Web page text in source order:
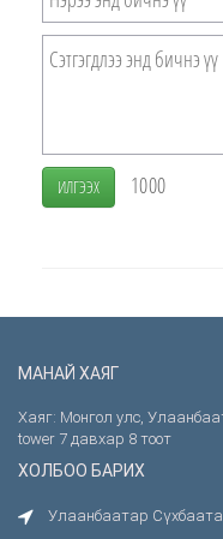
ИЛГЭЭХ 1000
МАНАЙ ХАЯГ
Хаяг: Монгол улс,
tower 7 давхар 8 тоот
ХОЛБОО БАРИХ
Улаанбаатар